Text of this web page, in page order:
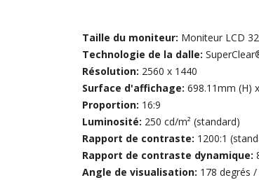
Taille du moniteur: Moniteur LCD
Technologie de la dalle:
Résolution: 2560 x 1440
Surface d'affichage: 698.11mm (H)
Proportion: 16:9
Luminosité: 250 cd/m² (standard)
Rapport de contraste: 1200:1
Rapport de contraste dynamique:
Angle de visualisation: 178 degrés